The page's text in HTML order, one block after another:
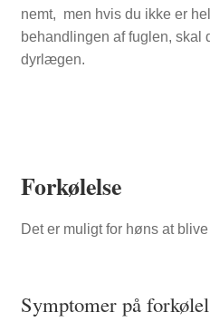
nemt, men hvis du ikke er
behandlingen af fuglen, skal
dyrlægen.
Forkølelse
Det er muligt for høns at
Symptomer på